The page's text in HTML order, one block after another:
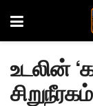
உடலின்
சிறுநீரகம்